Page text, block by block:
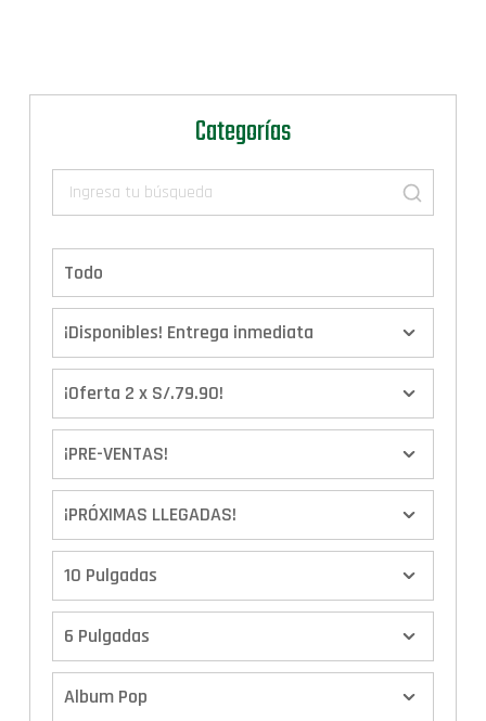
Categorías
Todo
¡Disponibles! Entrega inmediata
¡Oferta 2 x S/.79.90!
¡PRE-VENTAS!
¡PRÓXIMAS LLEGADAS!
10 Pulgadas
6 Pulgadas
Album Pop